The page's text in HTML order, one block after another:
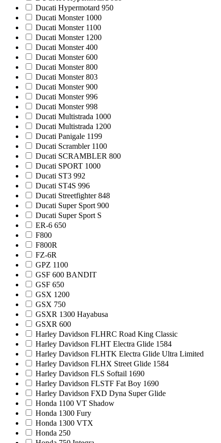
Ducati Hypermotard 950
Ducati Monster 1000
Ducati Monster 1100
Ducati Monster 1200
Ducati Monster 400
Ducati Monster 600
Ducati Monster 800
Ducati Monster 803
Ducati Monster 900
Ducati Monster 996
Ducati Monster 998
Ducati Multistrada 1000
Ducati Multistrada 1200
Ducati Panigale 1199
Ducati Scrambler 1100
Ducati SCRAMBLER 800
Ducati SPORT 1000
Ducati ST3 992
Ducati ST4S 996
Ducati Streetfighter 848
Ducati Super Sport 900
Ducati Super Sport S
ER-6 650
F800
F800R
FZ-6R
GPZ 1100
GSF 600 BANDIT
GSF 650
GSX 1200
GSX 750
GSXR 1300 Hayabusa
GSXR 600
Harley Davidson FLHRC Road King Classic
Harley Davidson FLHT Electra Glide 1584
Harley Davidson FLHTK Electra Glide Ultra Limited
Harley Davidson FLHX Street Glide 1584
Harley Davidson FLS Softail 1690
Harley Davidson FLSTF Fat Boy 1690
Harley Davidson FXD Dyna Super Glide
Honda 1100 VT Shadow
Honda 1300 Fury
Honda 1300 VTX
Honda 250